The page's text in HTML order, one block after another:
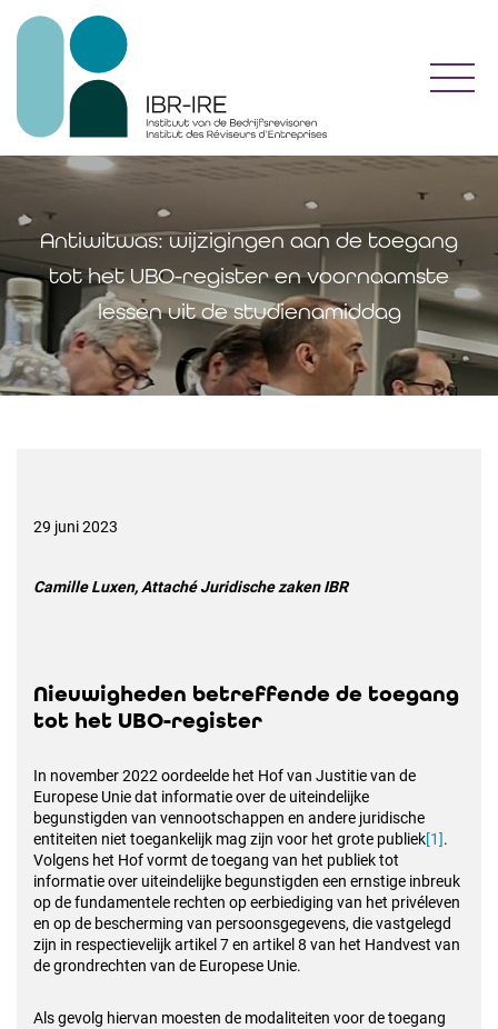
Antiwitwas: wijzigingen aan de toegang
tot het UBO-register en voornaamste
lessen uit de studienamiddag
29 juni 2023
Camille Luxen, Attaché Juridische zaken IBR
Nieuwigheden betreffende de toegang
tot het UBO-register
In november 2022 oordeelde het Hof van Justitie van de
Europese Unie dat informatie over de uiteindelijke
begunstigden van vennootschappen en andere juridische
entiteiten niet toegankelijk mag zijn voor het grote publiek[1].
Volgens het Hof vormt de toegang van het publiek tot
informatie over uiteindelijke begunstigden een ernstige inbreuk
op de fundamentele rechten op eerbiediging van het privéleven
en op de bescherming van persoonsgegevens, die vastgelegd
zijn in respectievelijk artikel 7 en artikel 8 van het Handvest van
de grondrechten van de Europese Unie.
Als gevolg hiervan moesten de modaliteiten voor de toegang